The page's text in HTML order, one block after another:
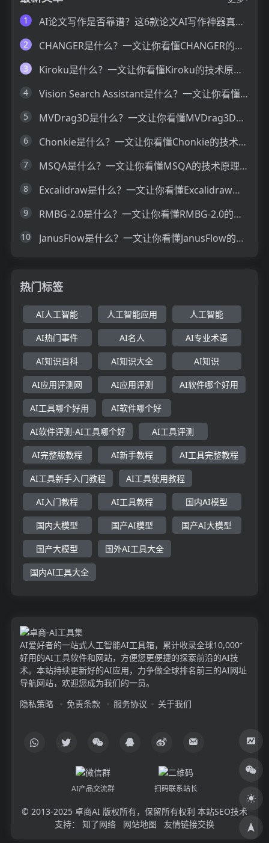
1
AI论文写作是否靠谱？这6款论文AI写作神器真的可以让你效率翻倍
2 CHANGER是什么？一文让你看懂CHANGER的技术原理、主要功能、应用场景
3 Kiroku是什么？一文让你看懂Kiroku的技术原理、主要功能、应用场景
4 Vision Search Assistant是什么？一文让你看懂Vision Search Assistant的技术原理、主要功能、应用场景
5 MVDrag3D是什么？一文让你看懂MVDrag3D的技术原理、主要功能、应用场景
6 Chonkie是什么？一文让你看懂Chonkie的技术原理、主要功能、应用场景
7 MSQA是什么？一文让你看懂MSQA的技术原理、主要功能、应用场景
8 Excalidraw是什么？一文让你看懂Excalidraw的技术原理、主要功能、应用场景
9 RMBG-2.0是什么？一文让你看懂RMBG-2.0的技术原理、主要功能、应用场景
10 JanusFlow是什么？一文让你看懂JanusFlow的技术原理、主要功能、应用场景
热门标签
AI人工智能 人工智能应用 人工智能
AI热门事件 AI名人 AI专业术语
AI知识百科 AI知识大全 AI知识
AI应用评测网 AI应用评测 AI软件哪个好用
AI工具哪个好用 AI软件哪个好
AI软件评测-AI工具哪个好 AI工具评测
AI完整版教程 AI新手教程 AI工具完整教程
AI工具新手入门教程 AI工具使用教程
AI入门教程 AI工具教程 国内AI模型
国内大模型 国产AI模型 国产AI大模型
国产大模型 国外AI工具大全
国内AI工具大全
AI爱好者的一站式人工智能AI工具箱，累计收录全球10,000⁺
好用的AI工具软件和网站，方便您更便捷的探索前沿的AI技
术。本站持续更新好的AI应用，力争做全球排名前三的AI网址
导航网站，欢迎您成为我们的一员。
隐私策略
免责条款 服务协议 关于我们
AI产品交流群 扫码联系站长
© 2013-2025 卓商AI 版权所有，保留所有权利 本站SEO技术
支持：
知了网络 网站地图 友情链接交换